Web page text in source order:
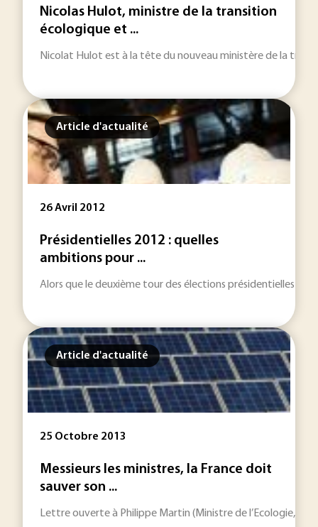
Nicolas Hulot, ministre de la transition
écologique et ...
Nicolat Hulot est à la tête du nouveau ministère de la
Article d'actualité
26 Avril 2012
Présidentielles 2012 : quelles
ambitions pour ...
Alors que le deuxième tour des élections présidentielles
Article d'actualité
25 Octobre 2013
Messieurs les ministres, la France doit
sauver son ...
Lettre ouverte à Philippe Martin (Ministre de l’Ecologie,